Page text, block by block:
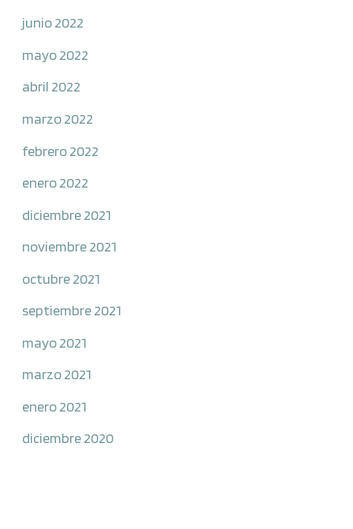
junio 2022
mayo 2022
abril 2022
marzo 2022
febrero 2022
enero 2022
diciembre 2021
noviembre 2021
octubre 2021
septiembre 2021
mayo 2021
marzo 2021
enero 2021
diciembre 2020